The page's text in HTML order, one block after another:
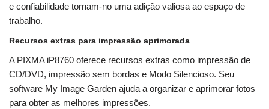
e confiabilidade tornam-no uma adição valiosa ao espaço de
trabalho.
Recursos extras para impressão aprimorada
A PIXMA iP8760 oferece recursos extras como impressão de
CD/DVD, impressão sem bordas e Modo Silencioso. Seu
software My Image Garden ajuda a organizar e aprimorar fotos
para obter as melhores impressões.